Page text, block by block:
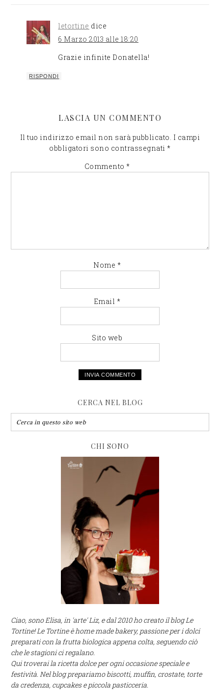
letortine dice
6 Marzo 2013 alle 18:20
Grazie infinite Donatella!
RISPONDI
LASCIA UN COMMENTO
Il tuo indirizzo email non sarà pubblicato. I campi
obbligatori sono contrassegnati*
Commento *
Nome *
Email *
Sito web
CERCA NEL BLOG
CHI SONO
Ciao, sono Elisa, in 'arte' Liz, e dal 2010 ho creato il blog Le
Tortine! Le Tortine è home made bakery, passione per i dolci
preparati con la frutta biologica appena colta, seguendo ciò
che le stagioni ci regalano.
Qui troverai la ricetta dolce per ogni occasione speciale e
festività. Nel blog prepariamo biscotti, muffin, crostate, torte
da credenza, cupcakes e piccola pasticceria.